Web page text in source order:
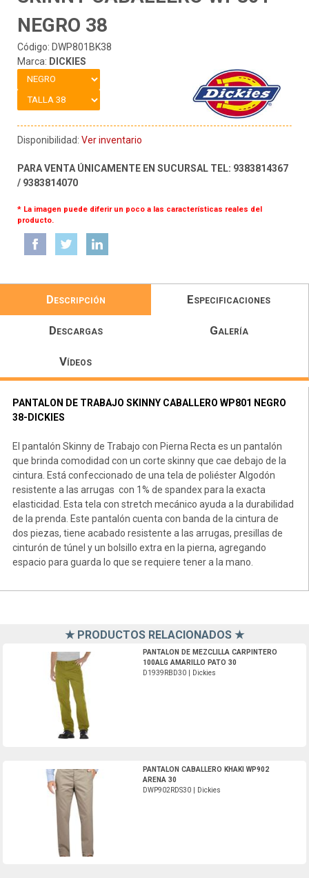
NEGRO 38
Código: DWP801BK38
Marca: DICKIES
Disponibilidad: Ver inventario
PARA VENTA ÚNICAMENTE EN SUCURSAL TEL: 9383814367
/ 9383814070
* La imagen puede diferir un poco a las características reales del
producto.
Descripción Especificaciones
Descargas Galería
Vídeos
PANTALON DE TRABAJO SKINNY CABALLERO WP801 NEGRO
38-DICKIES
El pantalón Skinny de Trabajo con Pierna Recta es un pantalón
que brinda comodidad con un corte skinny que cae debajo de la
cintura. Está confeccionado de una tela de poliéster Algodón
resistente a las arrugas con 1% de spandex para la exacta
elasticidad. Esta tela con stretch mecánico ayuda a la durabilidad
de la prenda. Este pantalón cuenta con banda de la cintura de
dos piezas, tiene acabado resistente a las arrugas, presillas de
cinturón de túnel y un bolsillo extra en la pierna, agregando
espacio para guarda lo que se requiere tener a la mano.
★ PRODUCTOS RELACIONADOS ★
PANTALON DE MEZCLILLA CARPINTERO
100ALG AMARILLO PATO 30
D1939RBD30 | Dickies
PANTALON CABALLERO KHAKI WP902
ARENA 30
DWP902RDS30 | Dickies